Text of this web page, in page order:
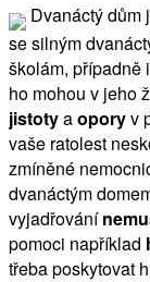
Dvanáctý dům
se silným
školám, případně
ho mohou v jeho
jistotyaoporyv
vaše ratolest
zmíněné
dvanáctým
vyjadřování
pomoci například
třeba poskytovat